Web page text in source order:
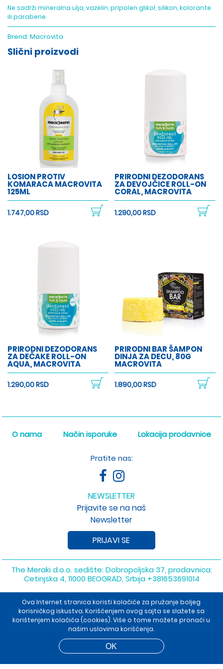
Ova Internet stranica koristi kolačiće za pružanje boljeg
korisničkog iskustva. Korišćenjem ovog sajta se slažete sa
korištenjem kolačića (cookies). Više o tome možete pronaći u
našim uslovima korišćenja.
Ne sadrži mineralna ulja, vazelin, pripolen glikol, silikon, kolorante
ili parabene.
Brend:Macrovita
Slični proizvodi
LOSION PROTIV
KOMARACA MACROVITA
125ML
1.747,00 RSD
PRIRODNI DEZODORANS
ZA DEVOJČICE ROLL-ON
CORAL, MACROVITA
1.290,00 RSD
PRIRODNI DEZODORANS
ZA DEČAKE ROLL-ON
AQUA, MACROVITA
1.290,00 RSD
PRIRODNI BAR ŠAMPON
DINJA ZA DECU, 80G
MACROVITA
1.890,00 RSD
O nama Način isporuke Lokacija prodavnice
Pratite nas:
NEWSLETTER
Prijavite se na naš
Newsletter
PRIJAVI SE
The Meraki d.o.o. sedište: Dobropoljska 37, prodavnica:
Cetinjska 4, 11000 BEOGRAD, Srbija +381653691014
byshopen.com